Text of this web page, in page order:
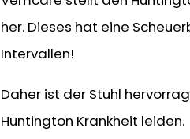
her. Dieses hat eine
Intervallen!
Daher ist der Stuhl
Huntington Krankheit leiden.